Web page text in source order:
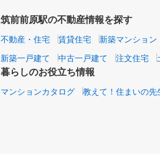
筑前前原駅の不動産情報を探す
不動産・住宅 賃貸住宅
新築マンション
新築一戸建て
中古一戸建て 注文住宅
暮らしのお役立ち情報
マンションカタログ 教えて！住まいの先